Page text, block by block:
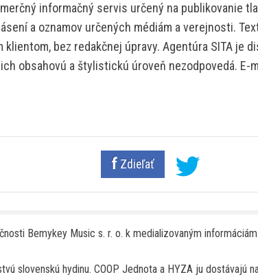
informačný servis určený na publikovanie
a oznamov určených médiám a verejnosti.
klientom, bez redakčnej úpravy. Agentúra SITA je
obsahovú a štylistickú úroveň nezodpovedá. E-
Zdieľať
Bemykey Music s. r. o. k medializovaným
slovenskú hydinu. COOP Jednota a HYZA ju dostávajú